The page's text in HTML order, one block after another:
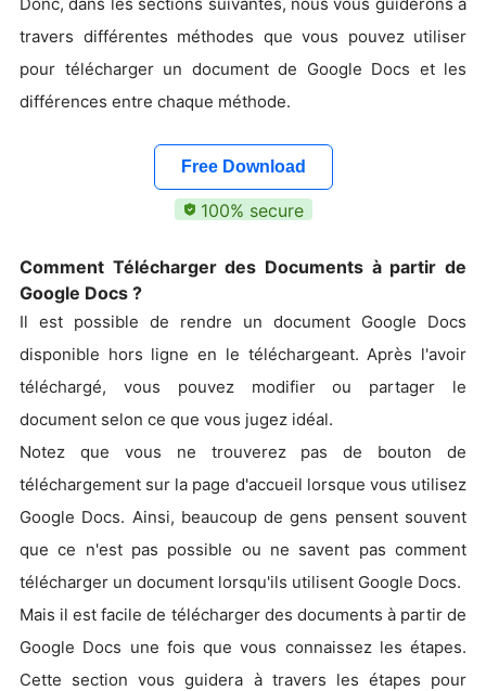
travers différentes méthodes que vous pouvez utiliser
pour télécharger un document de Google Docs et les
différences entre chaque méthode.
Free Download
100% secure
Comment Télécharger des Documents à partir de
Google Docs ?
Il est possible de rendre un document Google Docs
disponible hors ligne en le téléchargeant. Après l'avoir
téléchargé, vous pouvez modifier ou partager le
document selon ce que vous jugez idéal.
Notez que vous ne trouverez pas de bouton de
téléchargement sur la page d'accueil lorsque vous utilisez
Google Docs. Ainsi, beaucoup de gens pensent souvent
que ce n'est pas possible ou ne savent pas comment
télécharger un document lorsqu'ils utilisent Google Docs.
Mais il est facile de télécharger des documents à partir de
Google Docs une fois que vous connaissez les étapes.
Cette section vous guidera à travers les étapes pour